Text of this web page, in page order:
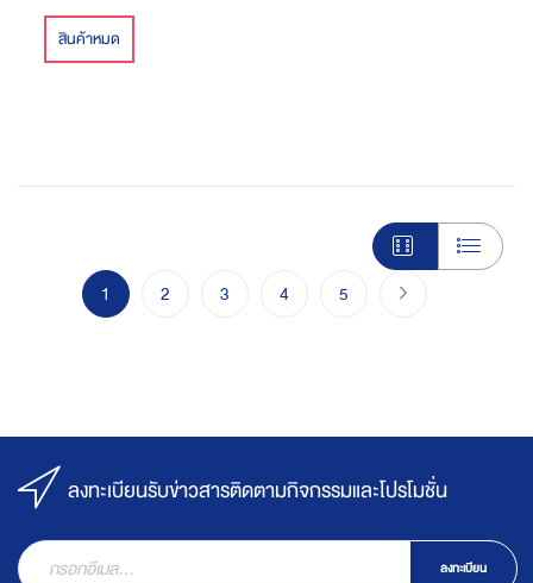
สินค้าหมด
PageYou're currently reading page
1 Page
2 Page
3 Page
4 Page
5
ลงทะเบียนรับข่าวสารติดตามกิจกรรมและโปรโมชั่น
ลงทะเบียน